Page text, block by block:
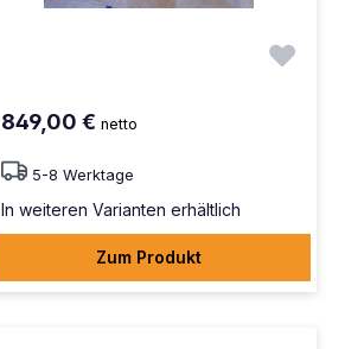
849,00 €netto
5-8 Werktage
In weiteren Varianten erhältlich
Zum Produkt